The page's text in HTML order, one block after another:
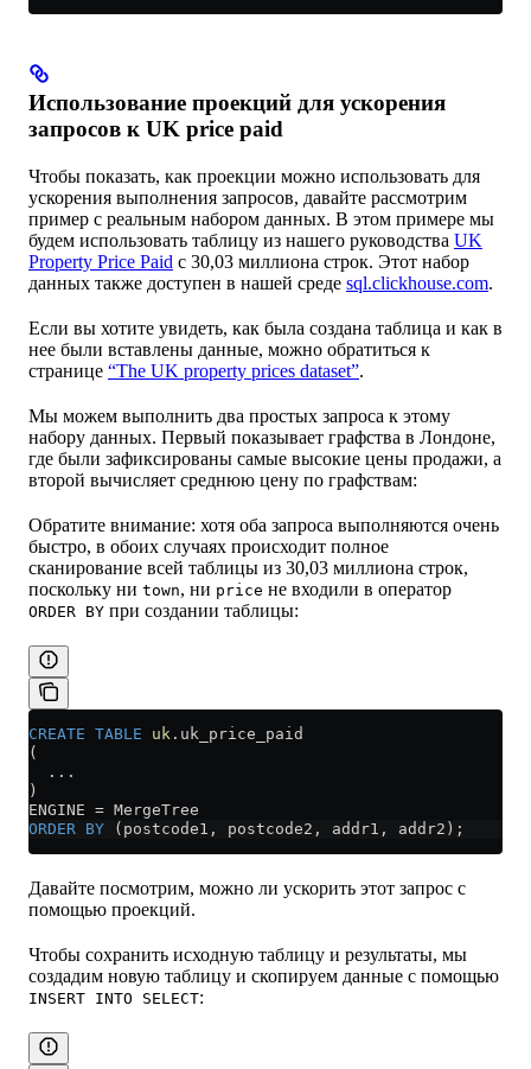
Использование проекций для ускорения
запросов к UK price paid
Чтобы показать, как проекции можно использовать для
ускорения выполнения запросов, давайте рассмотрим
пример с реальным набором данных. В этом примере мы
будем использовать таблицу из нашего руководства UK
Property Price Paid с 30,03 миллиона строк. Этот набор
данных также доступен в нашей среде sql.clickhouse.com.
Если вы хотите увидеть, как была создана таблица и как в
нее были вставлены данные, можно обратиться к
странице “The UK property prices dataset”.
Мы можем выполнить два простых запроса к этому
набору данных. Первый показывает графства в Лондоне,
где были зафиксированы самые высокие цены продажи, а
второй вычисляет среднюю цену по графствам:
Обратите внимание: хотя оба запроса выполняются очень
быстро, в обоих случаях происходит полное
сканирование всей таблицы из 30,03 миллиона строк,
поскольку ни town, ни price не входили в оператор
ORDER BY при создании таблицы:
CREATE TABLE uk .uk_price_paid
(
  ...
)
ENGINE = MergeTree
ORDER BY (postcode1, postcode2, addr1, addr2);
Давайте посмотрим, можно ли ускорить этот запрос с
помощью проекций.
Чтобы сохранить исходную таблицу и результаты, мы
создадим новую таблицу и скопируем данные с помощью
INSERT INTO SELECT: